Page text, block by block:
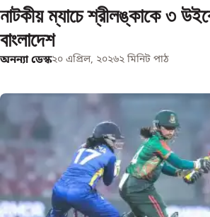
নাটকীয় ম্যাচে শ্রীলঙ্কাকে ৩
বাংলাদেশ
অনন্যা ডেস্ক২০ এপ্রিল, ২০২৬২ মিনিট পাঠ